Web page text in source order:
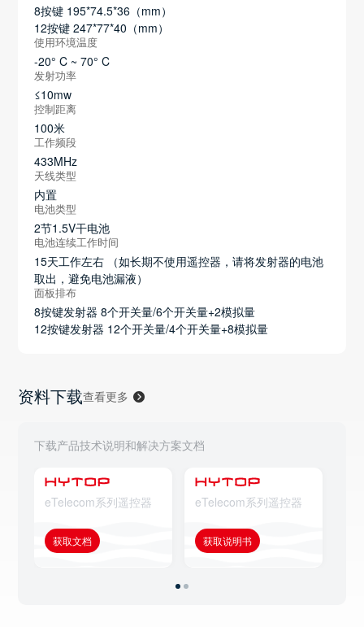
8按键 195*74.5*36（mm）
12按键 247*77*40（mm）
使用环境温度
-20° C ~ 70° C
发射功率
≤10mw
控制距离
100米
工作频段
433MHz
天线类型
内置
电池类型
2节1.5V干电池
电池连续工作时间
15天工作左右 （如长期不使用遥控器，请将发射器的电池
取出，避免电池漏液）
面板排布
8按键发射器 8个开关量/6个开关量+2模拟量
12按键发射器 12个开关量/4个开关量+8模拟量
资料下载查看更多
下载产品技术说明和解决方案文档
eTelecom系列遥控器
获取文档
eTelecom系列遥控器
获取说明书